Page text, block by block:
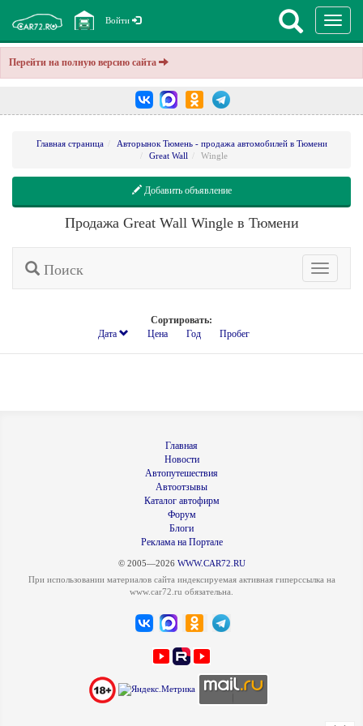
Перейти на полную версию сайта
Войти
Главная страница
Авторынок Тюмень - продажа автомобилей в Тюмени
Great Wall
Wingle
Добавить объявление
Продажа Great Wall Wingle в Тюмени
поиск
Поиск
Сортировать:
Дата
Цена Год Пробег
Главная
Новости
Автопутешествия
Автоотзывы
Каталог автофирм
Форум
Блоги
Реклама на Портале
© 2005—2026 WWW.CAR72.RU
При использовании материалов сайта индексируемая активная гиперссылка на
www.car72.ru обязательна.